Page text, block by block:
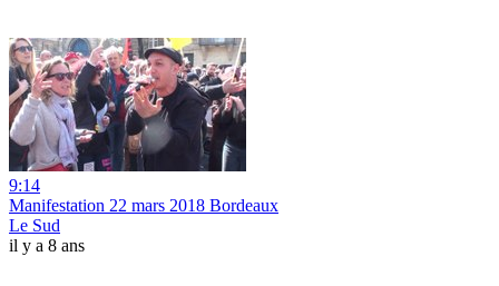
9:14
Manifestation 22 mars 2018 Bordeaux
Le Sud
il y a 8 ans